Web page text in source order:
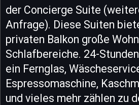
der Concierge Suite
Anfrage). Diese Suiten
privaten Balkon große
Schlafbereiche. 24-
ein Fernglas,
Espressomaschine,
und vieles mehr zählen zu